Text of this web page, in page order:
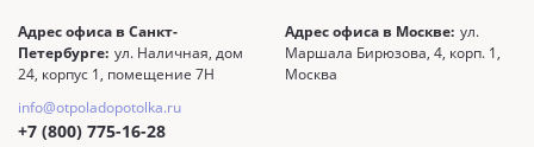
Адрес офиса в Санкт-
Петербурге: ул. Наличная, дом
24, корпус 1, помещение 7Н
Адрес офиса в Москве: ул.
Маршала Бирюзова, 4, корп. 1,
Москва
info@otpoladopotolka.ru
+7 (800) 775-16-28